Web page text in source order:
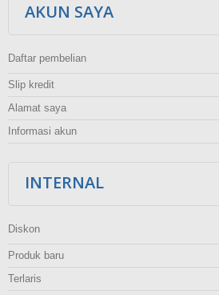
AKUN SAYA
Daftar pembelian
Slip kredit
Alamat saya
Informasi akun
INTERNAL
Diskon
Produk baru
Terlaris